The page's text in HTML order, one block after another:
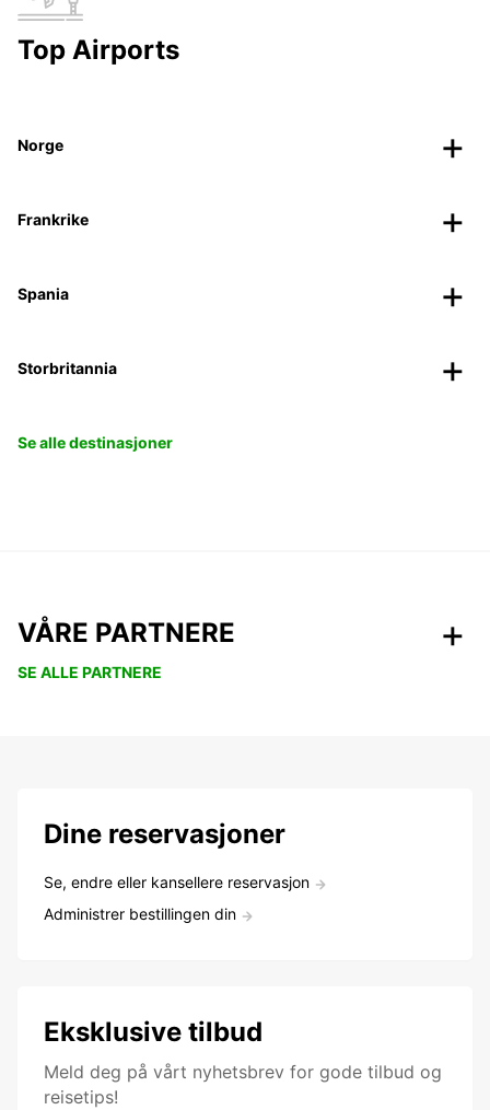
Top Airports
Norge
Frankrike
Spania
Storbritannia
Se alle destinasjoner
VÅRE PARTNERE
SE ALLE PARTNERE
Dine reservasjoner
Se, endre eller kansellere reservasjon
Administrer bestillingen din
Eksklusive tilbud
Meld deg på vårt nyhetsbrev for gode tilbud og
reisetips!